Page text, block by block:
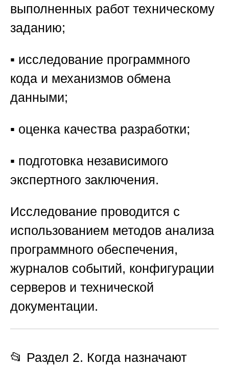
выполненных работ техническому
заданию;
▪️ исследование программного
кода и механизмов обмена
данными;
▪️ оценка качества разработки;
▪️ подготовка независимого
экспертного заключения.
Исследование проводится с
использованием методов анализа
программного обеспечения,
журналов событий, конфигурации
серверов и технической
документации.
📂 Раздел 2. Когда назначают